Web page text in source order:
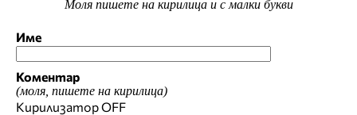
Моля пишете на кирилица и с малки букви
Име
Коментар
(моля, пишете на кирилица)
КирилизаторOFF